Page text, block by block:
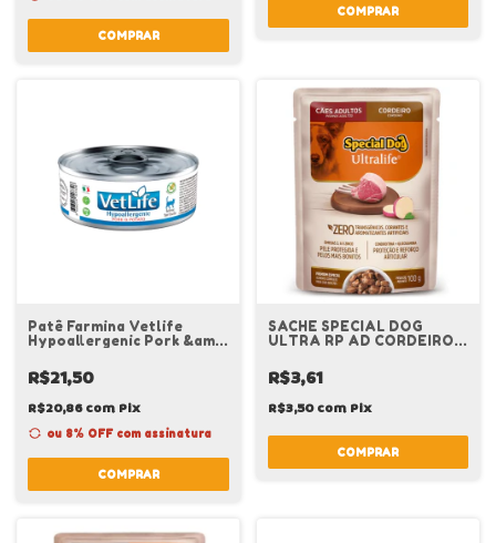
COMPRAR
COMPRAR
Patê Farmina Vetlife
Hypoallergenic Pork &amp;
R$21,50
R$20,86com Pix
ou 8% OFF com assinatura
COMPRAR
SACHE SPECIAL DOG
ULTRA RP AD CORDEIRO
R$3,61
R$3,50com Pix